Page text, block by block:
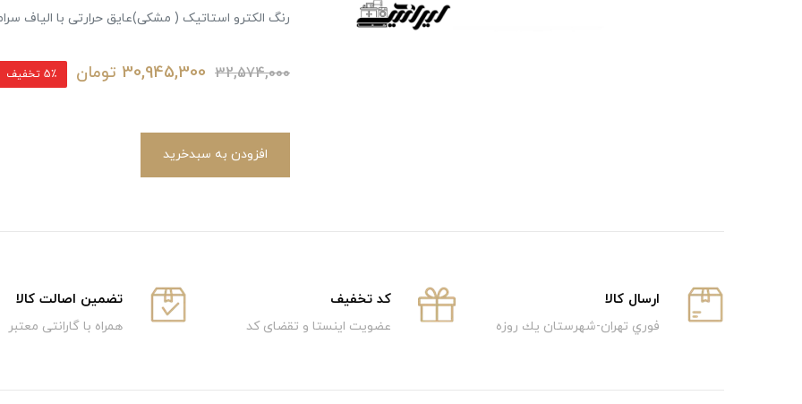
رنگ الکترو استاتیک ( مشکی)عایق حرارتی با الیاف
32,574,000
30,945,300 تومان 5٪ تخفیف
افزودن به سبدخرید
ارسال كالا
فوري تهران-شهرستان يك روزه
كد تخفيف
عضویت اینستا و تقضای کد
تضمین اصالت کالا
همراه با گارانتی معتبر